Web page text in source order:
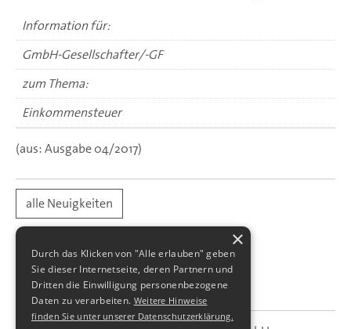
Information für:
GmbH-Gesellschafter/-GF
zum Thema:
Einkommensteuer
(aus: Ausgabe 04/2017)
alle Neuigkeiten
×
Durch das Klicken von "Alle erlauben" geben
Sie dieser Internetseite, deren Partnern und
Dritten die Einwilligung personenbezogene
Daten zu verarbeiten. Weitere Hinweise
finden Sie unter unserer Datenschutzerklärung.